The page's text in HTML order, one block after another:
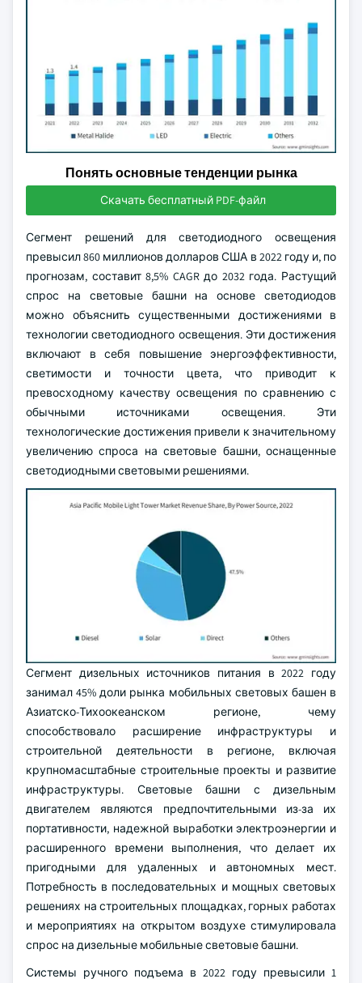
Понять основные тенденции рынка
Скачать бесплатный PDF-файл
Сегмент решений для светодиодного освещения
превысил 860 миллионов долларов США в 2022 году и, по
прогнозам, составит 8,5% CAGR до 2032 года. Растущий
спрос на световые башни на основе светодиодов
можно объяснить существенными достижениями в
технологии светодиодного освещения. Эти достижения
включают в себя повышение энергоэффективности,
светимости и точности цвета, что приводит к
превосходному качеству освещения по сравнению с
обычными источниками освещения. Эти
технологические достижения привели к значительному
увеличению спроса на световые башни, оснащенные
светодиодными световыми решениями.
Сегмент дизельных источников питания в 2022 году
занимал 45% доли рынка мобильных световых башен в
Азиатско-Тихоокеанском регионе, чему
способствовало расширение инфраструктуры и
строительной деятельности в регионе, включая
крупномасштабные строительные проекты и развитие
инфраструктуры. Световые башни с дизельным
двигателем являются предпочтительными из-за их
портативности, надежной выработки электроэнергии и
расширенного времени выполнения, что делает их
пригодными для удаленных и автономных мест.
Потребность в последовательных и мощных световых
решениях на строительных площадках, горных работах
и мероприятиях на открытом воздухе стимулировала
спрос на дизельные мобильные световые башни.
Системы ручного подъема в 2022 году превысили 1